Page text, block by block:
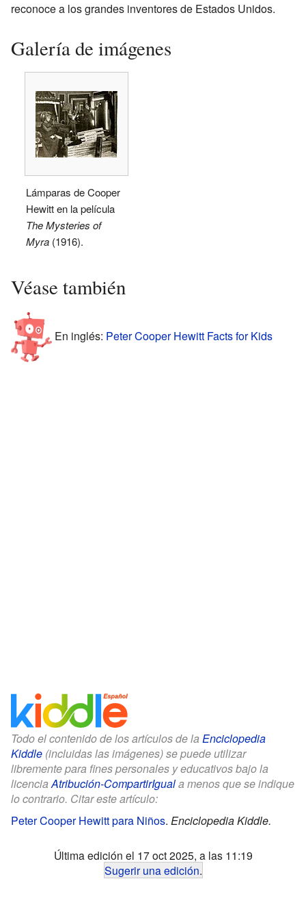
reconoce a los grandes inventores de Estados Unidos.
Galería de imágenes
Lámparas de Cooper
Hewitt en la película
The Mysteries of
Myra (1916).
Véase también
En inglés: Peter Cooper Hewitt Facts for Kids
Todo el contenido de los artículos de la Enciclopedia
Kiddle (incluidas las imágenes) se puede utilizar
libremente para fines personales y educativos bajo la
licenciaAtribución-CompartirIguala menos que se indique
lo contrario. Citar este artículo:
Peter Cooper Hewitt para Niños. Enciclopedia Kiddle.
Última edición el 17 oct 2025, a las 11:19
Sugerir una edición.